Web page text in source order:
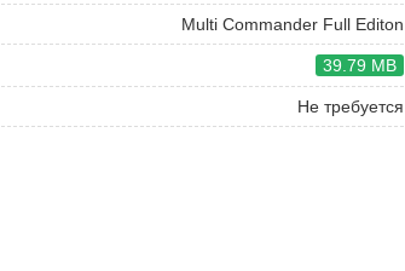
Multi Commander Full Editon
39.79 MB
Не требуется